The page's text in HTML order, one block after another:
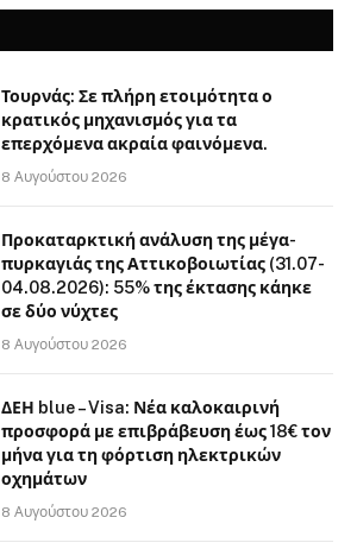
Τουρνάς: Σε πλήρη ετοιμότητα ο
κρατικός μηχανισμός για τα
επερχόμενα ακραία φαινόμενα.
8 Αυγούστου 2026
Προκαταρκτική ανάλυση της μέγα-
πυρκαγιάς της Αττικοβοιωτίας (31.07-
04.08.2026): 55% της έκτασης κάηκε
σε δύο νύχτες
8 Αυγούστου 2026
ΔΕΗ blue – Visa: Νέα καλοκαιρινή
προσφορά με επιβράβευση έως 18€ τον
μήνα για τη φόρτιση ηλεκτρικών
οχημάτων
8 Αυγούστου 2026